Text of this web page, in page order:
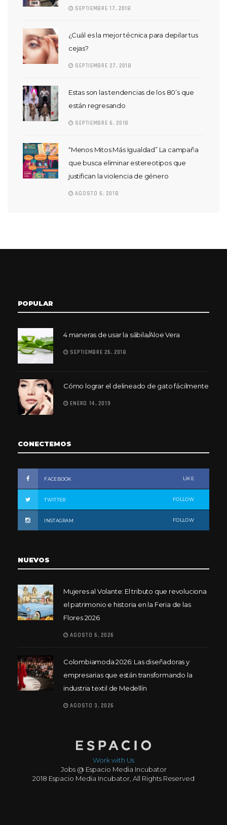
SEPTIEMBRE 17, 2018
¿Cuál es la mejor técnica para depilar tus
cejas?
SEPTIEMBRE 27, 2018
Estas son las tendencias de los 80’s que
están regresando
SEPTIEMBRE 6, 2018
“Menos Mitos Más Igualdad” La campaña
que busca eliminar estereotipos que
justifican la violencia de género
AGOSTO 6, 2018
POPULAR
4 maneras de usar la sábila/Aloe Vera
SEPTIEMBRE 26, 2018
Cómo lograr el delineado de gato fácilmente
ENERO 14, 2019
CONECTEMOS
FACEBOOK LIKE
TWITTER FOLLOW
INSTAGRAM FOLLOW
NUEVOS
Mujeres al Volante: El tributo que revoluciona
el patrimonio e historia en la Feria de las
Flores 2026
AGOSTO 6, 2026
Colombiamoda 2026: Las diseñadoras y
empresarias que están transformando la
industria textil de Medellín
AGOSTO 3, 2026
Work with Us
Jobs @ Espacio Media Incubator
2018 Espacio Media Incubator, All Rights Reserved